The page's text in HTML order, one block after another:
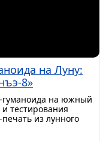
на Луну:
8»
гуманоида на южный
тестирования
из лунного